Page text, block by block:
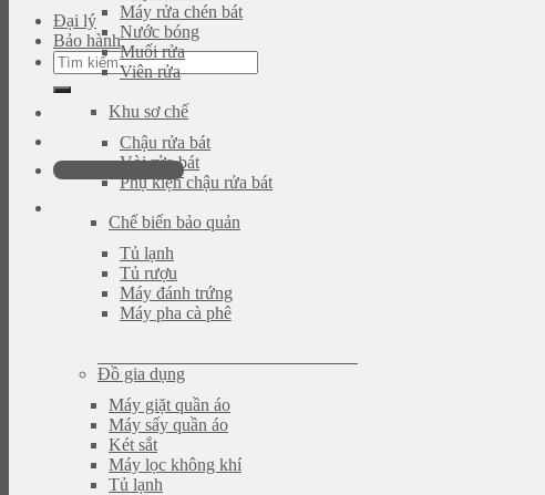
Đại lý
Bảo hành
Tìm
kiếm:
093.616.2365
Máy rửa chén bát
Nước bóng
Muối rửa
Viên rửa
Khu sơ chế
Chậu rửa bát
Vòi rửa bát
Phụ kiện chậu rửa bát
Chế biến bảo quản
Tủ lạnh
Tủ rượu
Máy đánh trứng
Máy pha cà phê
Đồ gia dụng
Máy giặt quần áo
Máy sấy quần áo
Két sắt
Máy lọc không khí
Tủ lạnh